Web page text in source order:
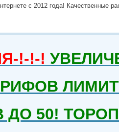
с 2012 года! Качественные
!-!-!
ДО 50!